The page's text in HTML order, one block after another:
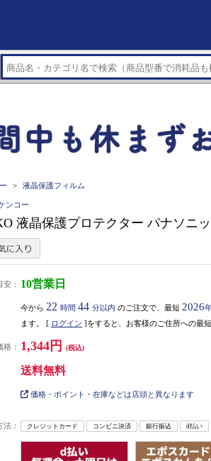
液晶保護フィルム
ンコー
液晶保護プロテクター パナソニ
安： 10営業日
今から 22 時間 44 分以内 のご注文で、最短 2026
ます。 [ ログイン ]をすると、お客様のご住所への最
格： 1,344円 (税込)
送料無料
価格・ポイント・在庫などは店頭と異なります
法： クレジットカード コンビニ決済 銀行振込 d払い